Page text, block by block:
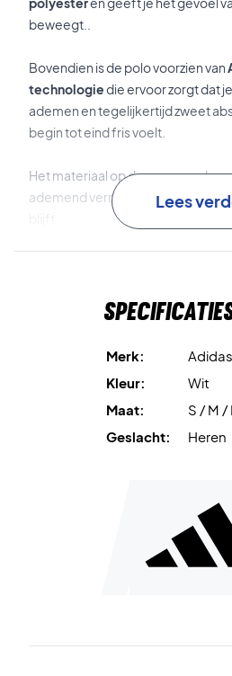
beweegt..
Bovendien is de polo voorzien van
technologiedie ervoor zorgt dat
ademen en tegelijkertijd zweet
begin tot eind fris voelt.
Het materiaal op de mouwen
ademend vermogen van de polo,
Er zitten ook knopen op zodat je
Lees
Merk:
Adidas
Kleur:
Wit
Maat:
S / M /
Geslacht:
Heren